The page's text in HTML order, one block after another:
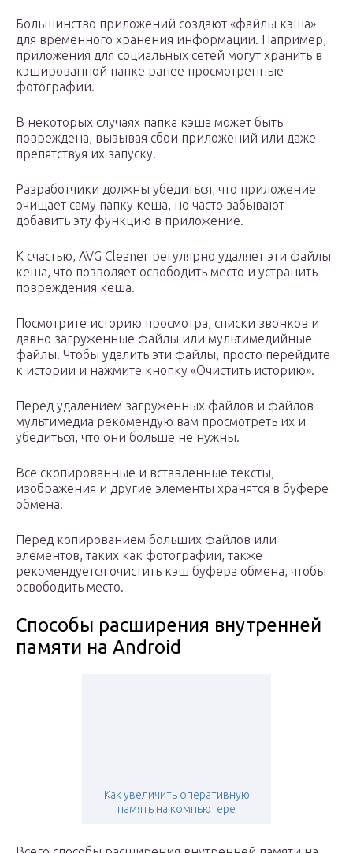
Большинство приложений создают «файлы кэша»
для временного хранения информации. Например,
приложения для социальных сетей могут хранить в
кэшированной папке ранее просмотренные
фотографии.
В некоторых случаях папка кэша может быть
повреждена, вызывая сбои приложений или даже
препятствуя их запуску.
Разработчики должны убедиться, что приложение
очищает саму папку кеша, но часто забывают
добавить эту функцию в приложение.
К счастью, AVG Cleaner регулярно удаляет эти файлы
кеша, что позволяет освободить место и устранить
повреждения кеша.
Посмотрите историю просмотра, списки звонков и
давно загруженные файлы или мультимедийные
файлы. Чтобы удалить эти файлы, просто перейдите
к истории и нажмите кнопку «Очистить историю».
Перед удалением загруженных файлов и файлов
мультимедиа рекомендую вам просмотреть их и
убедиться, что они больше не нужны.
Все скопированные и вставленные тексты,
изображения и другие элементы хранятся в буфере
обмена.
Перед копированием больших файлов или
элементов, таких как фотографии, также
рекомендуется очистить кэш буфера обмена, чтобы
освободить место.
Способы расширения внутренней
памяти на Android
Как увеличить оперативную
память на компьютере